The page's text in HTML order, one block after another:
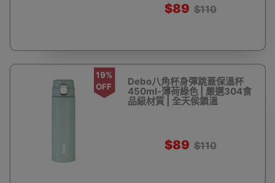
$89 $110
19%
OFF
Debo八角杯身彈跳蓋保溫杯
450ml-薄荷綠色 | 嚴選304食
品級材質 | 全天侯鎖溫
$89 $110